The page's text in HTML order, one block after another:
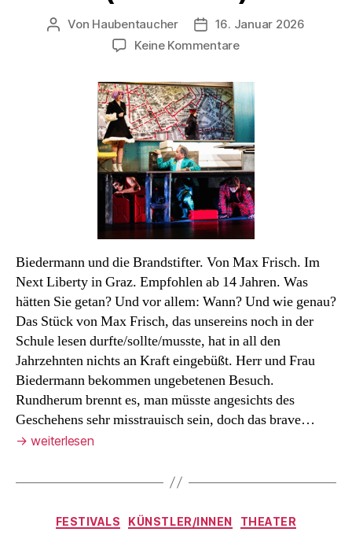
Beitragsautor
Von Haubentaucher Veröffentlichungsdatum
16. Januar 2026
Keine Kommentarezu
Klassiker
für
junge
Leute
(und
andere)
Biedermann und die Brandstifter. Von Max Frisch. Im
Next Liberty in Graz. Empfohlen ab 14 Jahren. Was
hätten Sie getan? Und vor allem: Wann? Und wie genau?
Das Stück von Max Frisch, das unsereins noch in der
Schule lesen durfte/sollte/musste, hat in all den
Jahrzehnten nichts an Kraft eingebüßt. Herr und Frau
Biedermann bekommen ungebetenen Besuch.
Rundherum brennt es, man müsste angesichts des
Geschehens sehr misstrauisch sein, doch das brave…
→ weiterlesen
Kategorien
FESTIVALS KÜNSTLER/INNEN THEATER